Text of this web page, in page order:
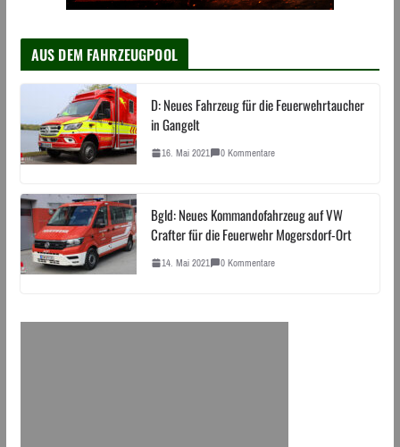
AUS DEM FAHRZEUGPOOL
D: Neues Fahrzeug für die Feuerwehrtaucher
in Gangelt
16. Mai 2021 0 Kommentare
Bgld: Neues Kommandofahrzeug auf VW
Crafter für die Feuerwehr Mogersdorf-Ort
14. Mai 2021 0 Kommentare